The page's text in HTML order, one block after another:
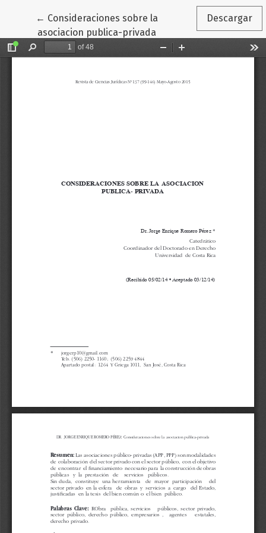
← Volver a los detalles del artículo
Consideraciones sobre la
asociacion publica-privada
Descargar